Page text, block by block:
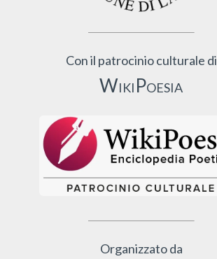
Con il patrocinio culturale di
WikiPoesia
Organizzato da